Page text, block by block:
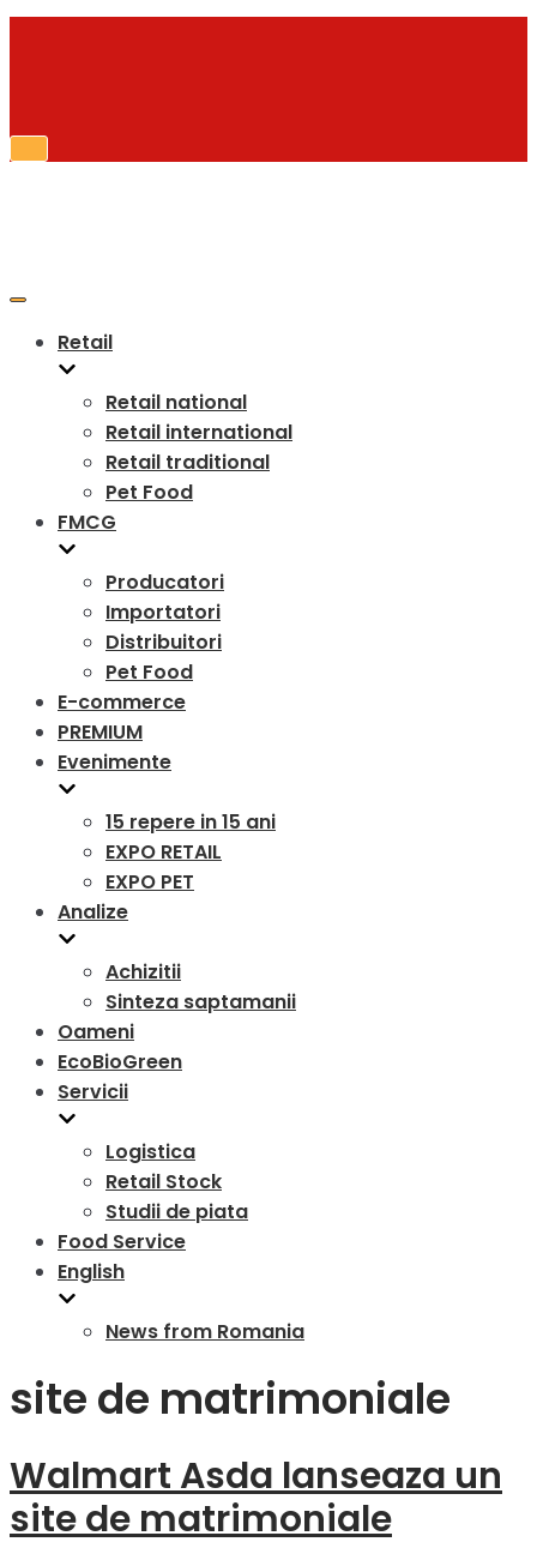
Toggle
Toggle
Retail
Retail national
Retail international
Retail traditional
Pet Food
FMCG
Producatori
Importatori
Distribuitori
Pet Food
E-commerce
PREMIUM
Evenimente
15 repere in 15 ani
EXPO RETAIL
EXPO PET
Analize
Achizitii
Sinteza saptamanii
Oameni
EcoBioGreen
Servicii
Logistica
Retail Stock
Studii de piata
Food Service
English
News from Romania
site de matrimoniale
Walmart Asda lanseaza un
site de matrimoniale